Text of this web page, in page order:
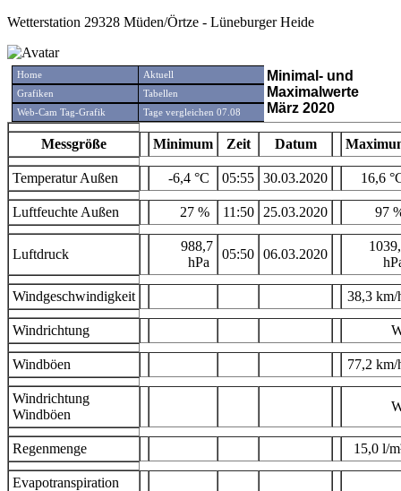
Wetterstation 29328 Müden/Örtze - Lüneburger Heide
Home
Aktuell
Grafiken
Tabellen
Web-Cam Tag-Grafik
Tage vergleichen 07.08
Minimal- und
Maximalwerte
März 2020
Messgröße Minimum Zeit Datum
Temperatur Außen -6,4 °C 05:55 30.03.2020 16,6
Luftfeuchte Außen 27 % 11:50 25.03.2020 97
Luftdruck
988,7
hPa
05:50 06.03.2020
Windgeschwindigkeit 38,3
Windrichtung
Windböen 77,2
Windrichtung
Windböen
Regenmenge 15,0 l/
Evapotranspiration